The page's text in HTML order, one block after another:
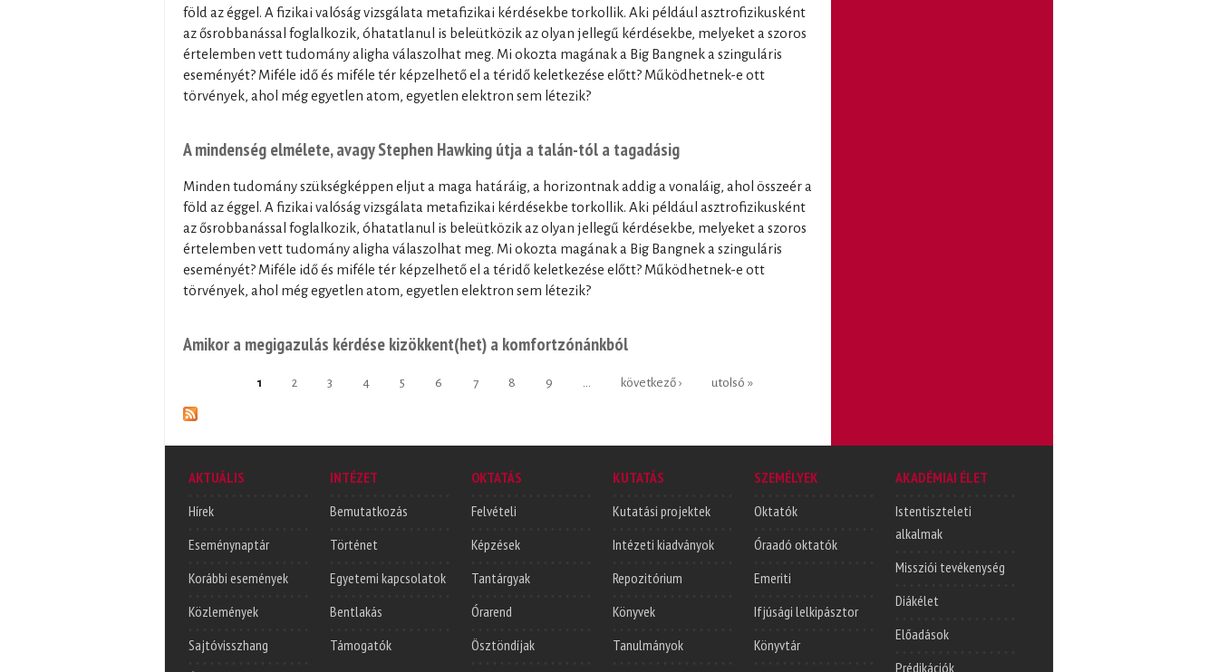
föld az éggel. A fizikai valóság vizsgálata metafizikai kérdésekbe torkollik. Aki például asztrofizikusként
az ősrobbanással foglalkozik, óhatatlanul is beleütközik az olyan jellegű kérdésekbe, melyeket a szoros
értelemben vett tudomány aligha válaszolhat meg. Mi okozta magának a Big Bangnek a szinguláris
eseményét? Miféle idő és miféle tér képzelhető el a téridő keletkezése előtt? Működhetnek-e ott
törvények, ahol még egyetlen atom, egyetlen elektron sem létezik?
A mindenség elmélete, avagy Stephen Hawking útja a talán-tól a tagadásig
Minden tudomány szükségképpen eljut a maga határáig, a horizontnak addig a vonaláig, ahol összeér a
föld az éggel. A fizikai valóság vizsgálata metafizikai kérdésekbe torkollik. Aki például asztrofizikusként
az ősrobbanással foglalkozik, óhatatlanul is beleütközik az olyan jellegű kérdésekbe, melyeket a szoros
értelemben vett tudomány aligha válaszolhat meg. Mi okozta magának a Big Bangnek a szinguláris
eseményét? Miféle idő és miféle tér képzelhető el a téridő keletkezése előtt? Működhetnek-e ott
törvények, ahol még egyetlen atom, egyetlen elektron sem létezik?
Amikor a megigazulás kérdése kizökkent(het) a komfortzónánkból
1 2 3 4 5 6 7 8 9 következő › utolsó »
AKTUÁLIS
Hírek
Eseménynaptár
Korábbi események
Közlemények
Sajtóvisszhang
INTÉZET
Bemutatkozás
Történet
Egyetemi kapcsolatok
Bentlakás
Támogatók
OKTATÁS
Felvételi
Képzések
Tantárgyak
Órarend
Ösztöndíjak
KUTATÁS
Kutatási projektek
Intézeti kiadványok
Repozitórium
Könyvek
Tanulmányok
SZEMÉLYEK
Oktatók
Óraadó oktatók
Emeriti
Ifjúsági lelkipásztor
Könyvtár
AKADÉMIAI ÉLET
Istentiszteleti
alkalmak
Missziói tevékenység
Diákélet
Előadások
Prédikációk